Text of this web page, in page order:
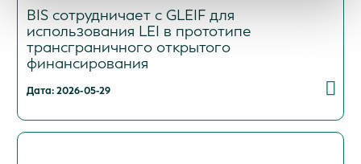
улучшить ваш опыт на нашем сайте.
BIS сотрудничает с GLEIF для
использования LEI в прототипе
трансграничного открытого
финансирования
Дата: 2026-05-29